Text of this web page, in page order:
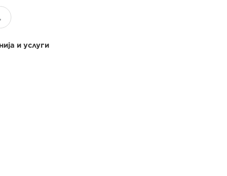
и услуги